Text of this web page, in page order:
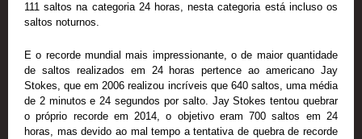
111 saltos na categoria 24 horas, nesta categoria está incluso os
saltos noturnos.
E o recorde mundial mais impressionante, o de maior quantidade
de saltos realizados em 24 horas pertence ao americano Jay
Stokes, que em 2006 realizou incríveis que 640 saltos, uma média
de 2 minutos e 24 segundos por salto. Jay Stokes tentou quebrar
o próprio recorde em 2014, o objetivo eram 700 saltos em 24
horas, mas devido ao mal tempo a tentativa de quebra de recorde